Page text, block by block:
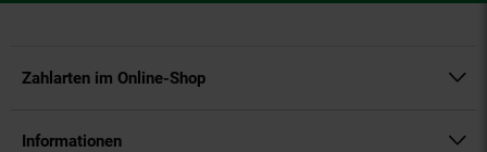
Zahlarten im Online-Shop
Informationen